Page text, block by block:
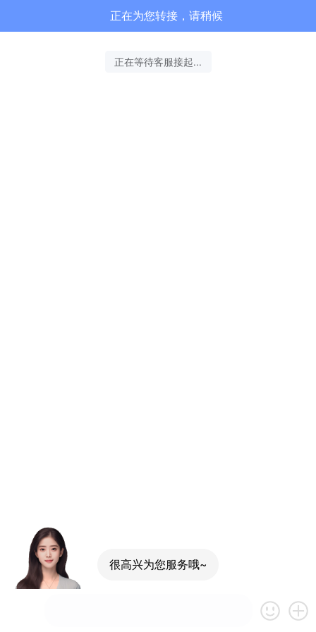
正在为您转接，请稍候
正在等待客服接起...
很高兴为您服务哦~